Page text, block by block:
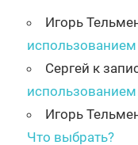
Игорь
Сергей к
Игорь
Что выбрать?